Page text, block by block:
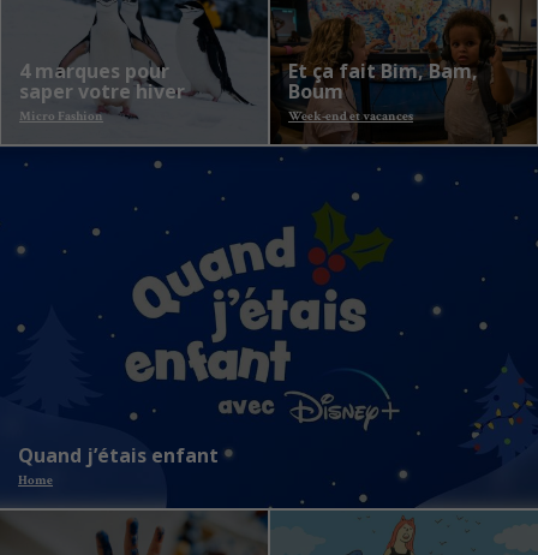
4 marques pour
saper votre hiver
Micro Fashion
Et ça fait Bim, Bam,
Boum
Week-end et vacances
Quand j’étais enfant
Home